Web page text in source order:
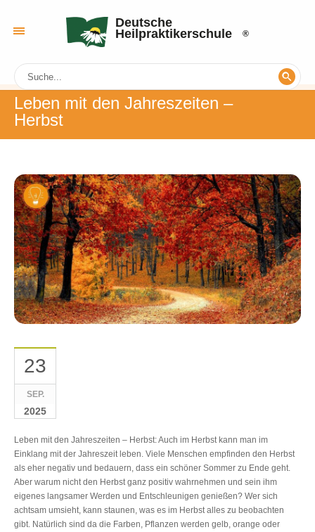
Deutsche
Heilpraktikerschule
Leben mit den Jahreszeiten ‒
Herbst
23
SEP.
2025
Leben mit den Jahreszeiten ‒ Herbst: Auch im Herbst kann man im
Einklang mit der Jahreszeit leben. Viele Menschen empfinden den Herbst
als eher negativ und bedauern, dass ein schöner Sommer zu Ende geht.
Aber warum nicht den Herbst ganz positiv wahrnehmen und sein ihm
eigenes langsamer Werden und Entschleunigen genießen? Wer sich
achtsam umsieht, kann staunen, was es im Herbst alles zu beobachten
gibt. Natürlich sind da die Farben, Pflanzen werden gelb, orange oder